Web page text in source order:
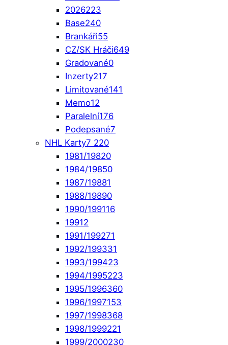
2026223
Base240
Brankáři55
CZ/SK Hráči649
Gradované0
Inzerty217
Limitované141
Memo12
Paralelní176
Podepsané7
NHL Karty7 220
1981/19820
1984/19850
1987/19881
1988/19890
1990/199116
19912
1991/199271
1992/199331
1993/199423
1994/1995223
1995/1996360
1996/1997153
1997/1998368
1998/1999221
1999/2000230